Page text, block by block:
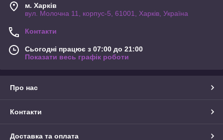
м. Харків
вул. Молочна 11, корпус-5, 61001, Харків, Україна
Контакти
Сьогодні працює з 07:00 до 21:00
Показати весь графік роботи
Про нас
Контакти
Доставка та оплата